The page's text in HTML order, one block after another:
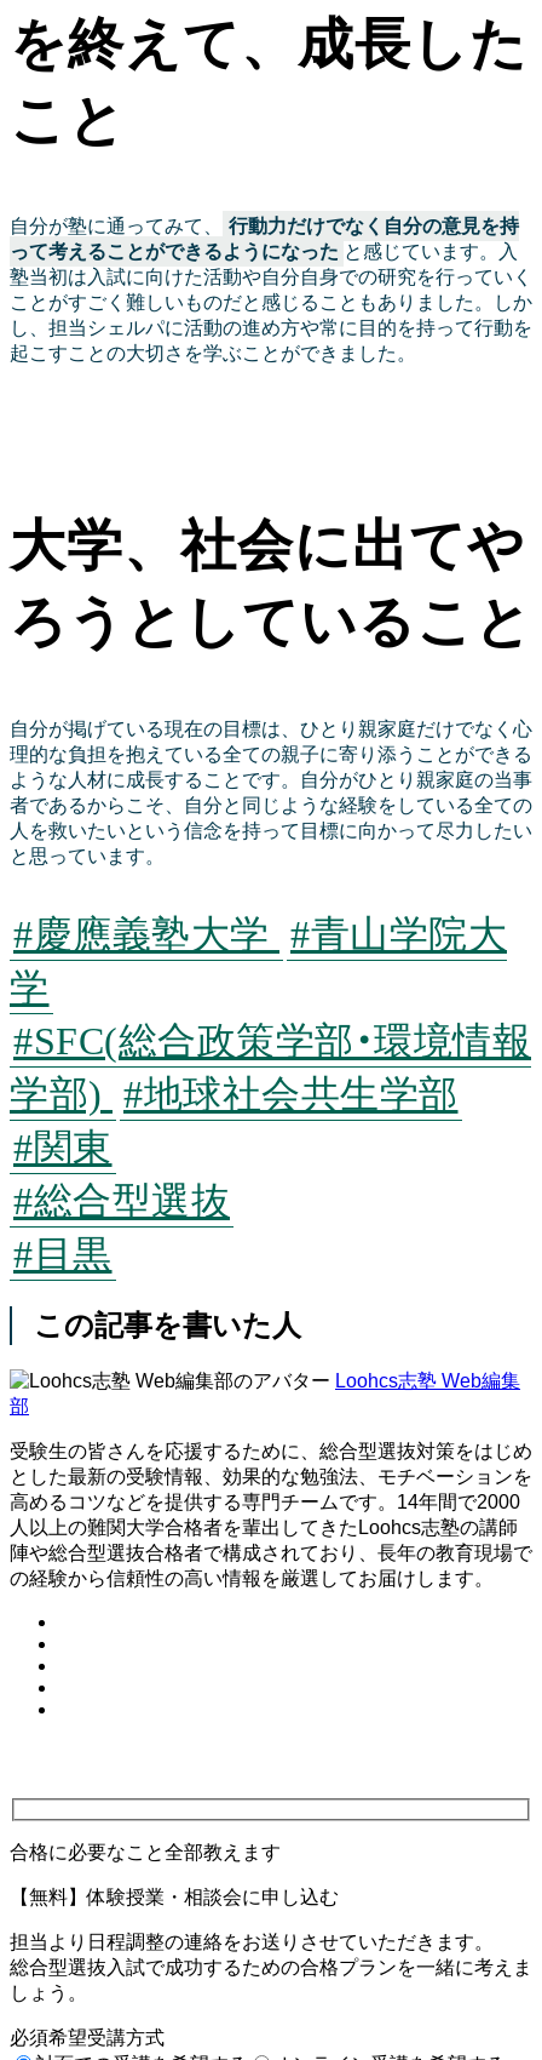
を終えて、成長した
こと
自分が塾に通ってみて、
行動力だけでなく自分の意見を持
って考えることができるようになった と感じています。入
塾当初は入試に向けた活動や自分自身での研究を行っていく
ことがすごく難しいものだと感じることもありました。しか
し、担当シェルパに活動の進め方や常に目的を持って行動を
起こすことの大切さを学ぶことができました。
大学、社会に出てや
ろうとしていること
自分が掲げている現在の目標は、ひとり親家庭だけでなく心
理的な負担を抱えている全ての親子に寄り添うことができる
ような人材に成長することです。自分がひとり親家庭の当事
者であるからこそ、自分と同じような経験をしている全ての
人を救いたいという信念を持って目標に向かって尽力したい
と思っています。
#慶應義塾大学 #青山学院大
学
#SFC(総合政策学部・環境情報
学部) #地球社会共生学部
#関東
#総合型選抜
#目黒
この記事を書いた人
Loohcs志塾 Web編集
部
受験生の皆さんを応援するために、総合型選抜対策をはじめ
とした最新の受験情報、効果的な勉強法、モチベーションを
高めるコツなどを提供する専門チームです。14年間で2000
人以上の難関大学合格者を輩出してきたLoohcs志塾の講師
陣や総合型選抜合格者で構成されており、長年の教育現場で
の経験から信頼性の高い情報を厳選してお届けします。
合格に必要なこと全部教えます
【無料】体験授業・相談会に申し込む
担当より日程調整の連絡をお送りさせていただきます。
総合型選抜入試で成功するための合格プランを一緒に考えま
しょう。
必須希望受講方式